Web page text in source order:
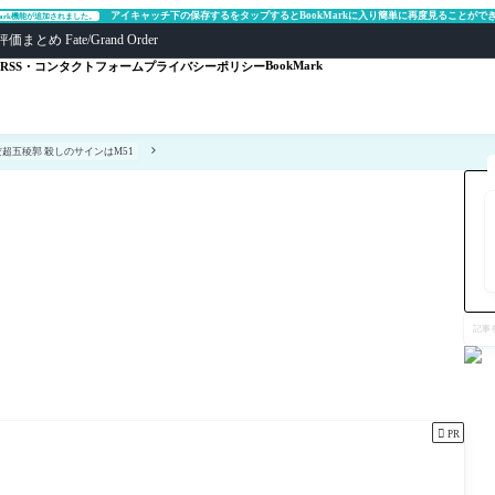
機能が追加されました。 アイキャッチ下の保存するをタップするとBookMarkに入り簡単に再度見ることがで
まとめ Fate/Grand Order
RSS・コンタクトフォームプライバシーポリシーBookMark
五稜郭 殺しのサインはM51
 PR
を
検